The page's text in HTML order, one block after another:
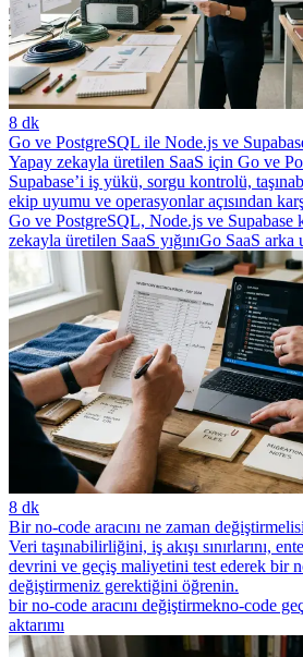
8 dk
Go ve PostgreSQL ile Node.js ve
Yapay zekayla üretilen SaaS için Go ve
Supabase’i iş yükü, sorgu kontrolü,
ekip uyumu ve operasyonlar açısından
Go ve PostgreSQL, Node.js ve Supabase
zekayla üretilen SaaS yığınıGo SaaS arka
8 dk
Bir no-code aracını ne zaman
Veri taşınabilirliğini, iş akışı sınırlarını,
devrini ve geçiş maliyetini test ederek bir
değiştirmeniz gerektiğini öğrenin.
bir no-code aracını değiştirmekno-code
aktarımı